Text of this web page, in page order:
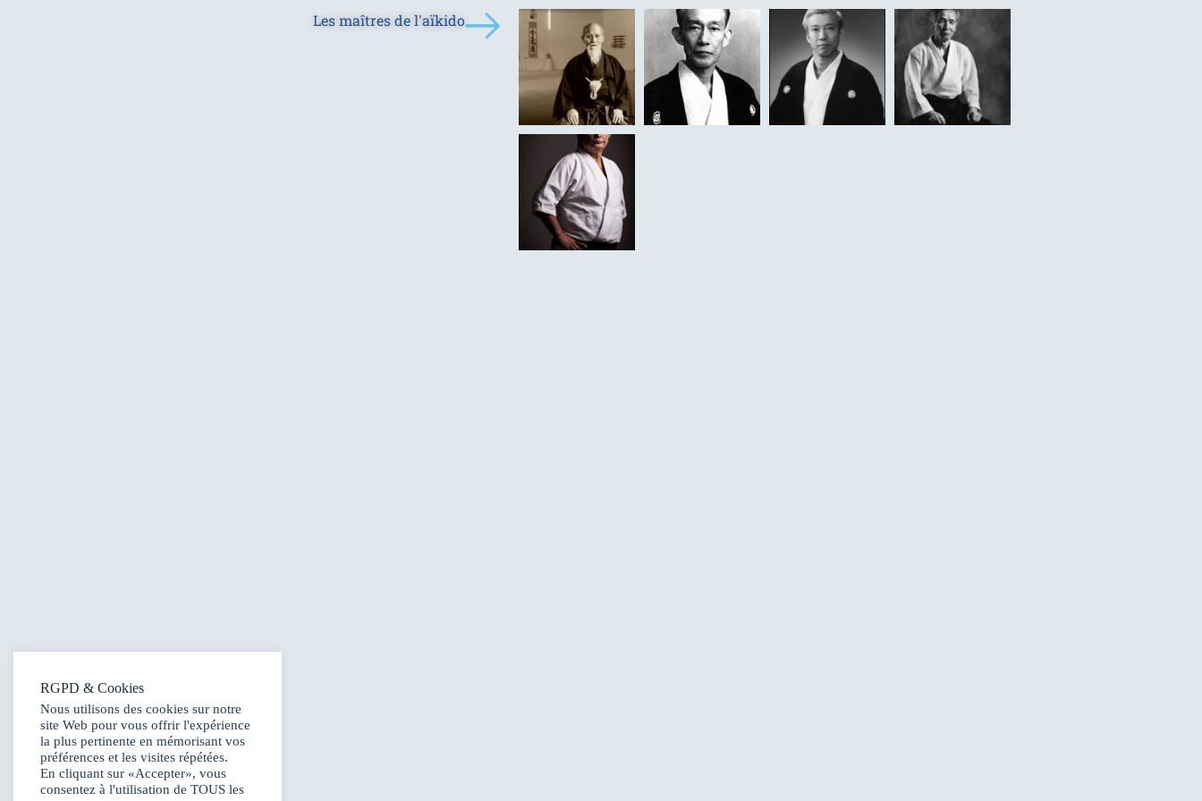
Les maîtres de l'aïkido
RGPD & Cookies
Nous utilisons des cookies sur notre
site Web pour vous offrir l'expérience
la plus pertinente en mémorisant vos
préférences et les visites répétées.
En cliquant sur «Accepter», vous
consentez à l'utilisation de TOUS les